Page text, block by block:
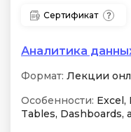
Сертификат
Аналитика
Формат: Лекции
Особенности: Excel,
Tables, Dashboards,